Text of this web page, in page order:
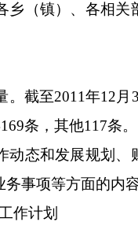
乡（镇）、各相
。截至2011年12 月
169条，其他117条。
动态和发展规划
事项等方面的内容
作计划